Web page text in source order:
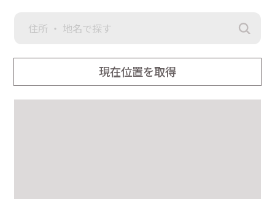
マグレブWEST内です。
現在位置を取得